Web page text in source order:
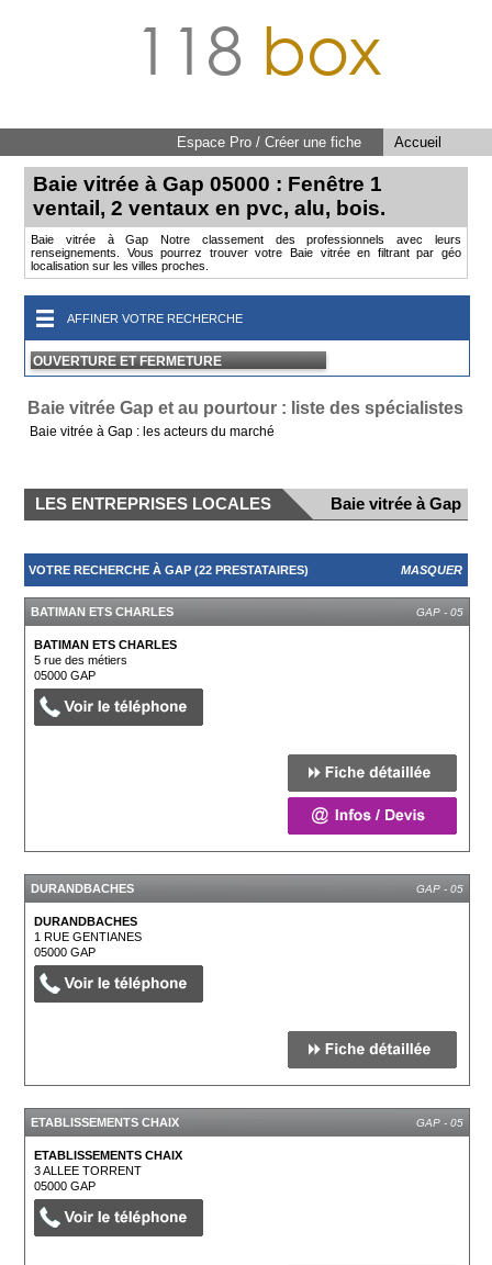
118 box
Accueil
Espace Pro / Créer une fiche
Baie vitrée à Gap 05000 : Fenêtre 1
ventail, 2 ventaux en pvc, alu, bois.
Baie vitrée à Gap Notre classement des professionnels avec leurs
renseignements. Vous pourrez trouver votre Baie vitrée en filtrant par géo
localisation sur les villes proches.
AFFINER VOTRE RECHERCHE
OUVERTURE ET FERMETURE
Baie vitrée Gap et au pourtour : liste des spécialistes
Baie vitrée à Gap : les acteurs du marché
LES ENTREPRISES LOCALES Baie vitrée à Gap
VOTRE RECHERCHE À GAP (22 PRESTATAIRES) MASQUER
BATIMAN ETS CHARLES GAP - 05
BATIMAN ETS CHARLES
5 rue des métiers
05000GAP
DURANDBACHES GAP - 05
DURANDBACHES
1 RUE GENTIANES
05000GAP
ETABLISSEMENTS CHAIX GAP - 05
ETABLISSEMENTS CHAIX
3 ALLEE TORRENT
05000GAP